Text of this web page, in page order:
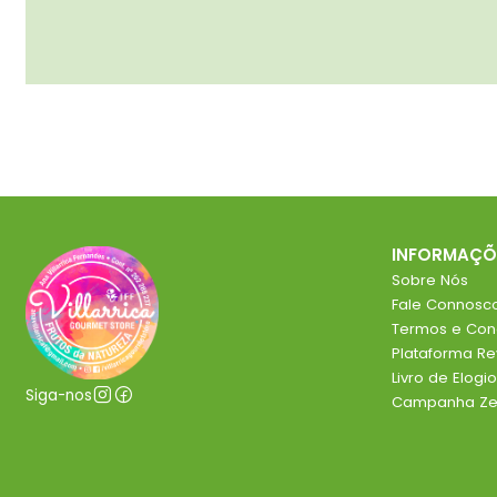
Siga-nos
Sobre Nós
Fale
Termos e
Plataforma
Livro de
Campanha